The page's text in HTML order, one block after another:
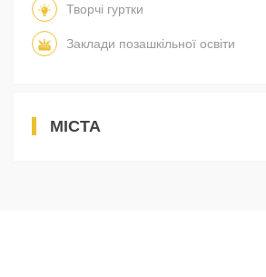
Творчі гуртки
Заклади позашкільної освіти
МІСТА